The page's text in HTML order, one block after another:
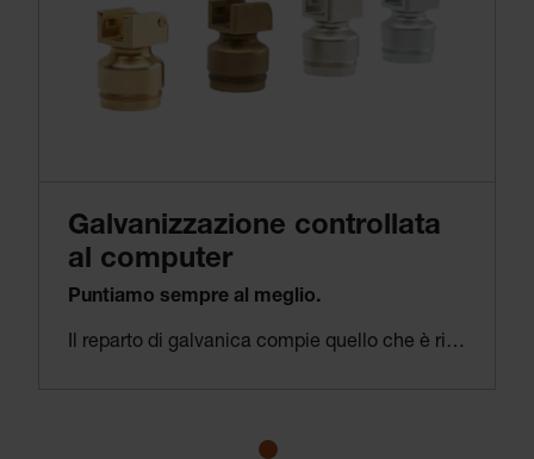
Galvanizzazione controllata
al computer
Puntiamo sempre al meglio.
Il reparto di galvanica compie quello che è ritenuto essere un grande passo avanti per il periodo e diventa una delle strutture più all’avanguardia in Europa. Anche se implica degli altissimi costi di investimento e un enorme carico di lavoro, disporre di un impianto di galvanica interno comporta anche la capacità di controllare pianamente il processo e di definire i propri standard di qualità nella finitura dei nostri prodotti.